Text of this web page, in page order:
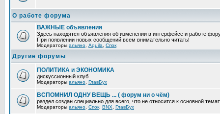
О работе форума
ВАЖНЫЕ объявления
Здесь находятся объявления об изменении в интерфейсе и работе
При появлении новых сообщений всем внимательно читать!
Модераторы альяно Aquila Спок
Другие форумы
ПОЛИТИКА и ЭКОНОМИКА
дискуссионный клуб
Модераторы альяно ГлавБух
ВСПОМНИЛ ОДНУ ВЕЩЬ ... ( форум ни о чём)
раздел создан специально для всего, что не относится к основной
Модераторы альяно Спок BNX ГлавБух